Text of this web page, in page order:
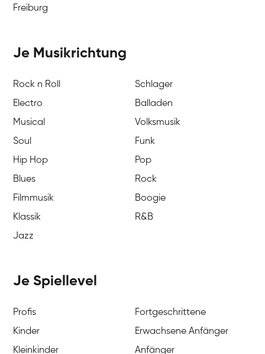
Freiburg
Je Musikrichtung
Rock n Roll
Schlager
Electro
Balladen
Musical
Volksmusik
Soul
Funk
Hip Hop
Pop
Blues
Rock
Filmmusik
Boogie
Klassik
R&B
Jazz
Je Spiellevel
Profis
Fortgeschrittene
Kinder
Erwachsene Anfänger
Kleinkinder
Anfänger